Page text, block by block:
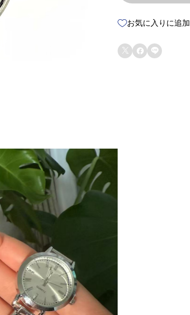
お気に入りに追加
  